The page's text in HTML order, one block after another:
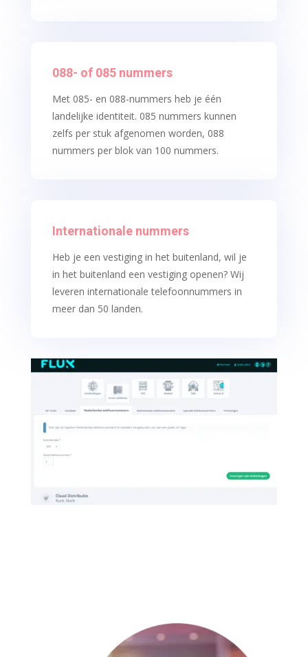
088- of 085 nummers
Met 085- en 088-nummers heb je één
landelijke identiteit. 085 nummers kunnen
zelfs per stuk afgenomen worden, 088
nummers per blok van 100 nummers.
Internationale nummers
Heb je een vestiging in het buitenland, wil je
in het buitenland een vestiging openen? Wij
leveren internationale telefoonnummers in
meer dan 50 landen.